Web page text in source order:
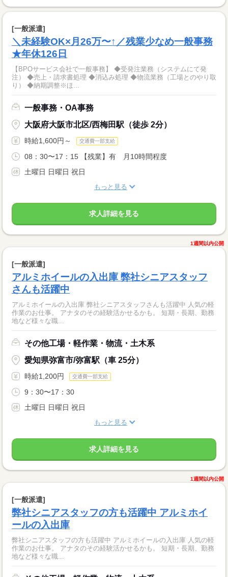
[一般派遣]
＼未経験OK×月26万〜↑／残業少なめ一般事務
★年休126日
【BPOサービス会社で一般事務】 ◆受発注業務（システムにて発
注） ◆売上・請求書処理 ◆消込み処理 ◆物流業務（工場とのやり取
り） ◆納期調整※ほ...
一般事務・OA事務
大阪府大阪市北区/西梅田駅（徒歩 2分）
時給1,600円～ 交通費一部支給
08：30〜17：15 【残業】有 月10時間程度
土曜日 日曜日 祝日
もっと見る
求人詳細を見る
1週間以内公開
[一般派遣]
アルミホイールの入出庫 弊社シニアスタッフ
さんも活躍中
アルミホイールの入出庫 弊社シニアスタッフさんも活躍中 人気の軽
作業のお仕事。 アナタのその経験活かせるかも。 短期・長期、勤務
地など様々な職...
その他工場・軽作業・物流・土木系
愛知県弥富市/弥富駅（車 25分）
時給1,200円 交通費一部支給
9：30〜17：30
土曜日 日曜日 祝日
もっと見る
求人詳細を見る
1週間以内公開
[一般派遣]
弊社シニアスタッフの方も活躍中 アルミホイ
ールの入出庫
弊社シニアスタッフの方も活躍中 アルミホイールの入出庫 人気の軽
作業のお仕事。 アナタのその経験活かせるかも。 短期・長期、勤務
地など様々な職...